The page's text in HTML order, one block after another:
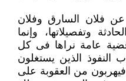
عن فلان السارق وفلان
وتفصيلاتها، وإنما
قضية عامة نراها فى كل
الذين يستغلون
من العقوبة على